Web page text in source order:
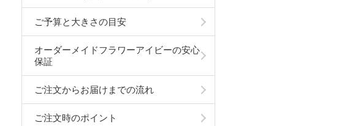
ご予算と大きさの目安
オーダーメイドフラワーアイビーの安心
保証
ご注文からお届けまでの流れ
ご注文時のポイント